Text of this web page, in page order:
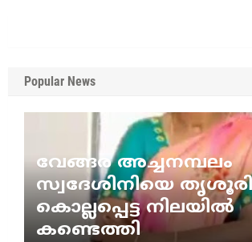
Popular News
വേങ്ങര അച്ചനമ്പലം
സ്വദേശിനിയെ
കൊല്ലപ്പെട്ട നിലയിൽ
കണ്ടെത്തി